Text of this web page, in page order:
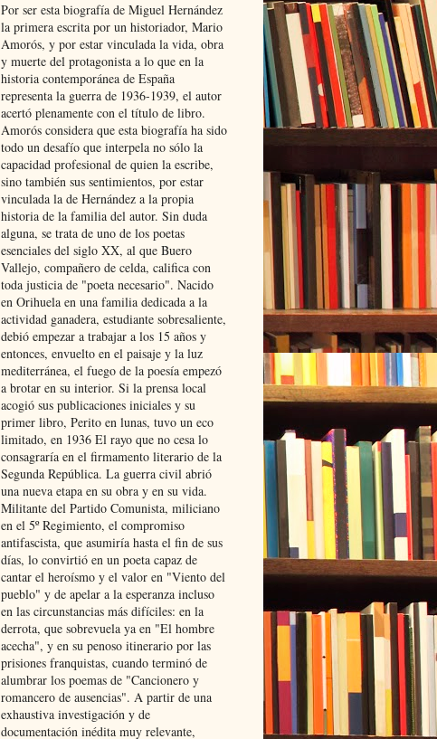
Por ser esta biografía de Miguel Hernández
la primera escrita por un historiador, Mario
Amorós, y por estar vinculada la vida, obra
y muerte del protagonista a lo que en la
historia contemporánea de España
representa la guerra de 1936-1939, el autor
acertó plenamente con el título de libro.
Amorós considera que esta biografía ha sido
todo un desafío que interpela no sólo la
capacidad profesional de quien la escribe,
sino también sus sentimientos, por estar
vinculada la de Hernández a la propia
historia de la familia del autor. Sin duda
alguna, se trata de uno de los poetas
esenciales del siglo XX, al que Buero
Vallejo, compañero de celda, califica con
toda justicia de "poeta necesario". Nacido
en Orihuela en una familia dedicada a la
actividad ganadera, estudiante sobresaliente,
debió empezar a trabajar a los 15 años y
entonces, envuelto en el paisaje y la luz
mediterránea, el fuego de la poesía empezó
a brotar en su interior. Si la prensa local
acogió sus publicaciones iniciales y su
primer libro, Perito en lunas, tuvo un eco
limitado, en 1936 El rayo que no cesa lo
consagraría en el firmamento literario de la
Segunda República. La guerra civil abrió
una nueva etapa en su obra y en su vida.
Militante del Partido Comunista, miliciano
en el 5º Regimiento, el compromiso
antifascista, que asumiría hasta el fin de sus
días, lo convirtió en un poeta capaz de
cantar el heroísmo y el valor en "Viento del
pueblo" y de apelar a la esperanza incluso
en las circunstancias más difíciles: en la
derrota, que sobrevuela ya en "El hombre
acecha", y en su penoso itinerario por las
prisiones franquistas, cuando terminó de
alumbrar los poemas de "Cancionero y
romancero de ausencias". A partir de una
exhaustiva investigación y de
documentación inédita muy relevante,